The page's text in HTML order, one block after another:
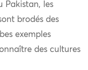
Pakistan, les
brodés des
exemples
des cultures